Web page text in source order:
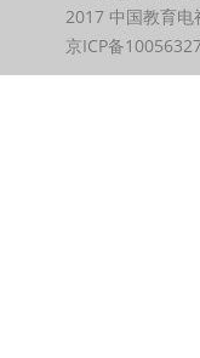
2017 中国教育
京ICP备